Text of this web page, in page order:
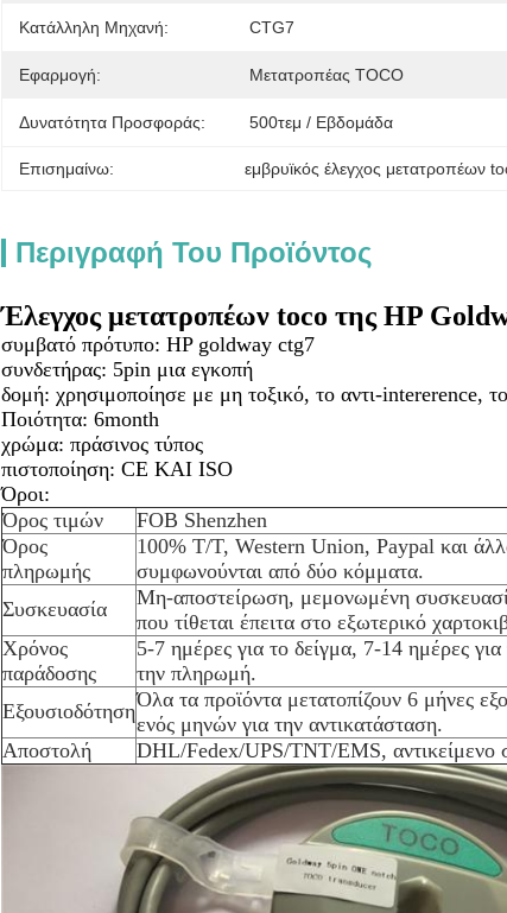
Κατάλληλη Μηχανή: CTG7
Εφαρμογή: Μετατροπέας TOCO
Δυνατότητα Προσφοράς: 500τεμ / Εβδομάδα
Επισημαίνω: εμβρυϊκός έλεγχος μετατροπέων
Περιγραφή Του Προϊόντος
Έλεγχος μετατροπέων toco της HP
συμβατό πρότυπο: HP goldway ctg7
συνδετήρας: 5pin μια εγκοπή
δομή: χρησιμοποίησε με μη τοξικό, το αντι-intererence,
Ποιότητα: 6month
χρώμα: πράσινος τύπος
πιστοποίηση: CE ΚΑΙ ISO
Όροι:
Όρος τιμών
FOB Shenzhen
Όρος
πληρωμής
100% T/T, Western Union, Paypal και
συμφωνούνται από δύο κόμματα.
Συσκευασία
Μη-αποστείρωση, μεμονωμένη
που τίθεται έπειτα στο εξωτερικό
Χρόνος
παράδοσης
5-7 ημέρες για το δείγμα, 7-14 ημέρες
την πληρωμή.
ΕξουσιοδότησηΌλα τα προϊόντα μετατοπίζουν 6 μήνες
ενός μηνών για την αντικατάσταση.
Αποστολή
DHL/Fedex/UPS/TNT/EMS, αντικείμενο